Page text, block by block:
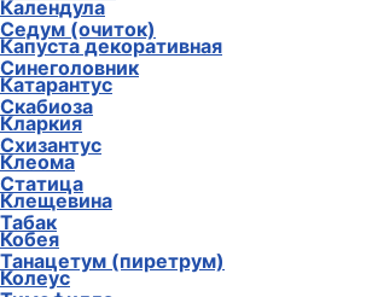
Седум (очиток)
Синеголовник
Скабиоза
Схизантус
Статица
Табак
Танацетум (пиретрум)
Календула
Капуста декоративная
Катарантус
Кларкия
Клеома
Клещевина
Кобея
Колеус